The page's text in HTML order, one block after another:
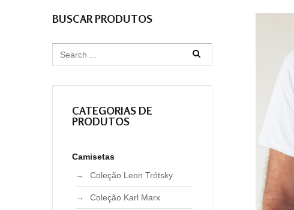
BUSCAR PRODUTOS
CATEGORIAS DE
PRODUTOS
Camisetas
Coleção Leon Trótsky
Coleção Karl Marx